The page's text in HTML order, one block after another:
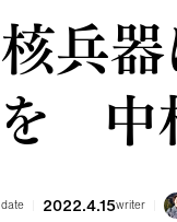
核兵
を 中
date 2022.4.15writer